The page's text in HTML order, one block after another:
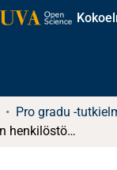
Monimuotoisen henkilöstön rekrytointi